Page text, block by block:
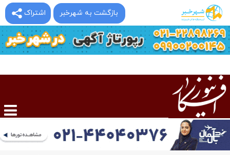
اشتراک بازگشت به شهرخبر